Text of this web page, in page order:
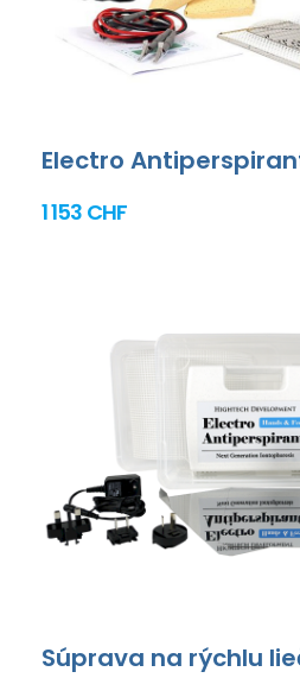
Electro
1 153 CHF
Súprava na rýchlu